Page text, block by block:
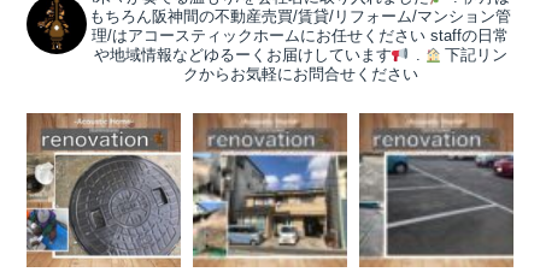
もちろん阪神間の不動産売買/賃貸/リフォーム/マンション管
理/はアコースティックホームにお任せください staffの日常
や地域情報などゆるーくお届けしています
.
下記リン
クからお気軽にお問合せください